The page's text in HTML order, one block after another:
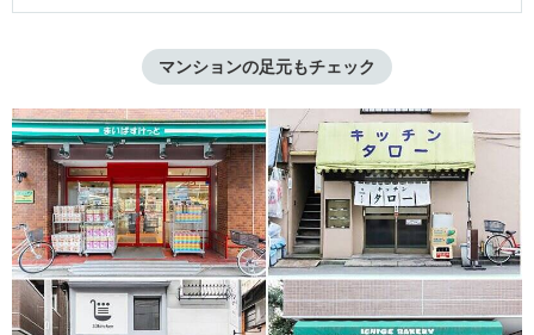
マンションの足元もチェック